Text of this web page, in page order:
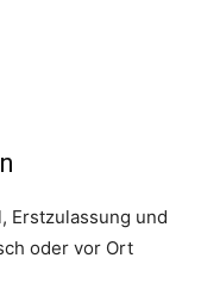
Erstzulassung und
oder vor Ort